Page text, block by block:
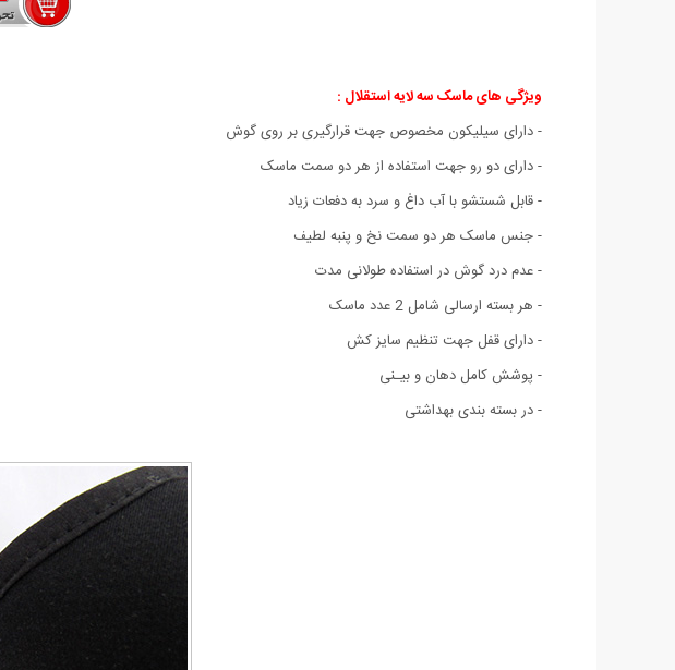
ویژگی های ماسک سه لایه استقلال :
- دارای سیلیکون مخصوص جهت قرارگیری بر روی گوش
- دارای دو رو جهت استفاده از هر دو سمت ماسک
- قابل شستشو با آب داغ و سرد به دفعات زیاد
- جنس ماسک هر دو سمت نخ و پنبه لطیف
- عدم درد گوش در استفاده طولانی مدت
- هر بسته ارسالی شامل 2 عدد ماسک
- دارای قفل جهت تنظیم سایز کش
- پوشش کامل دهان و بیـنی
- در بسته بندی بهداشتی